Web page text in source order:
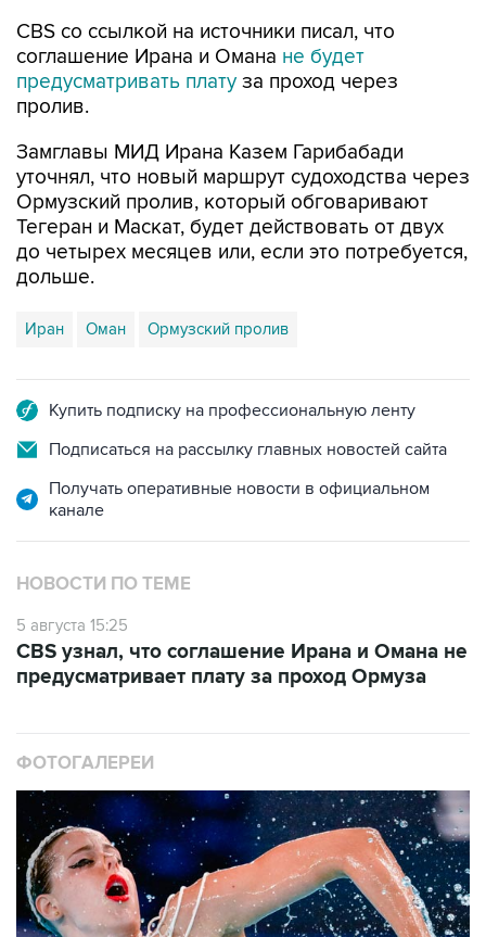
CBS со ссылкой на источники писал, что
соглашение Ирана и Омана не будет
предусматривать плату за проход через
пролив.
Замглавы МИД Ирана Казем Гарибабади
уточнял, что новый маршрут судоходства через
Ормузский пролив, который обговаривают
Тегеран и Маскат, будет действовать от двух
до четырех месяцев или, если это потребуется,
дольше.
Иран Оман Ормузский пролив
Купить подписку на профессиональную ленту
Подписаться на рассылку главных новостей сайта
Получать оперативные новости в официальном
канале
НОВОСТИ ПО ТЕМЕ
5 августа 15:25
CBS узнал, что соглашение Ирана и Омана не
предусматривает плату за проход Ормуза
ФОТОГАЛЕРЕИ